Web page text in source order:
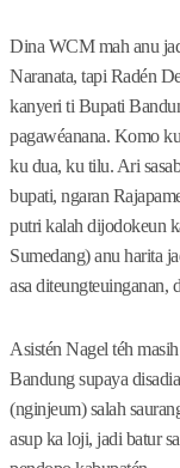
Dina WCM mah anu
Naranata, tapi Radén
kanyeri ti Bupati
pagawéanana. Komo
ku dua, ku tilu. Ari
bupati, ngaran
putri kalah dijodokeun
Sumedang) anu harita
asa diteungteuinganan,
Asistén Nagel téh
Bandung supaya
(nginjeum) salah
asup ka loji, jadi batur